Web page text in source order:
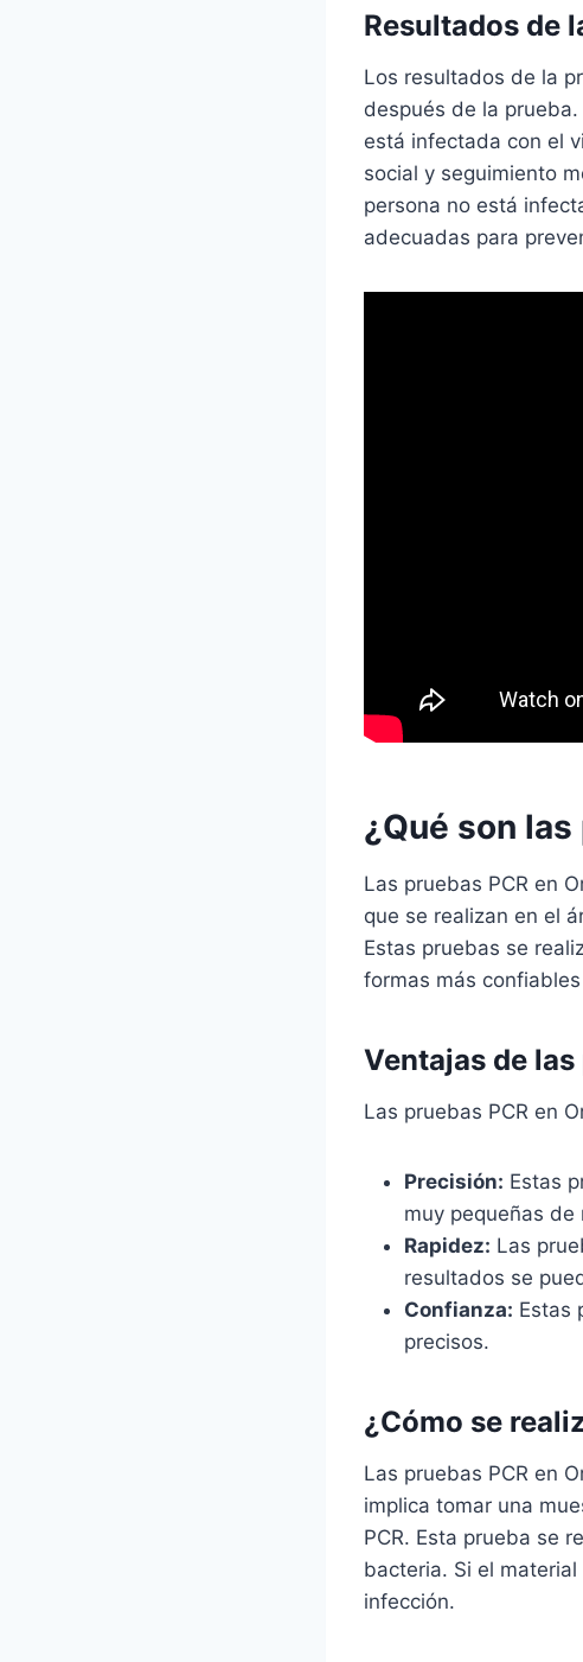
Resultados de
Los resultados de la
después de la
está infectada con el
social y seguimiento
persona no está
adecuadas para
¿Qué son
Las pruebas PCR en
que se realizan en el
Estas pruebas se
formas más
Ventajas de las
Las pruebas PCR en
Precisión: Estas
muy pequeñas
Rapidez: Las
resultados se
Confianza: Estas
precisos.
¿Cómo se
Las pruebas PCR en
implica tomar una
PCR. Esta prueba se
bacteria. Si el
infección.